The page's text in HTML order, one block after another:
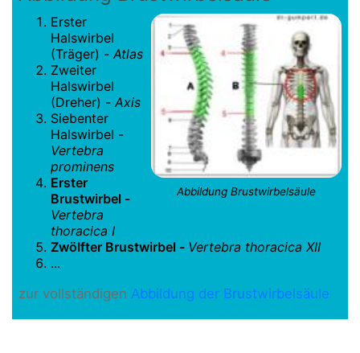
Abbildung Brustwirbelsäule
Erster
Halswirbel
(Träger) - Atlas
Zweiter
Halswirbel
(Dreher) - Axis
Siebenter
Halswirbel -
Vertebra
prominens
Erster
Brustwirbel -
Vertebra
thoracica I
Zwölfter Brustwirbel - Vertebra thoracica XII
...
zur vollständigen Abbildung der Brustwirbelsäule